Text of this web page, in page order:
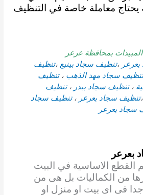
يحتاج معاملة خاصة في التنظيف
بمحافظة عرعر
،تنظيف سجاد بينبع ،تنظيف
تنظيف سجاد مهد الذهب ،تنظيف
،تنظيف سجاد ببدر ،تنظيف
،تنظيف سجاد بعرعر ،تنظيف سجاد
سجاد بعرعر
بعرعر
القطع الاساسية في البيت
من الكماليات بل هى من
فى اى بيت او منزل او